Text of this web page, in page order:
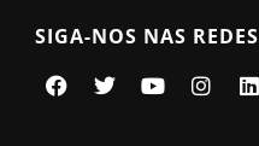
SIGA-NOS NAS REDES